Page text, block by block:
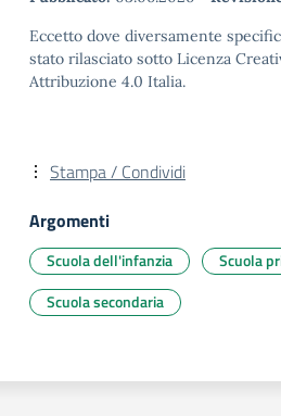
Eccetto dove diversamente
stato rilasciato sotto Licenza
Attribuzione 4.0 Italia.
Stampa / Condividi
Argomenti
Scuola dell'infanzia
Scuola
Scuola secondaria